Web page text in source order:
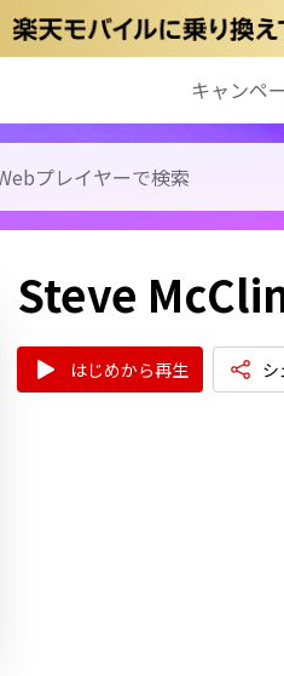
キャンペ
Steve
はじめから再生 シ